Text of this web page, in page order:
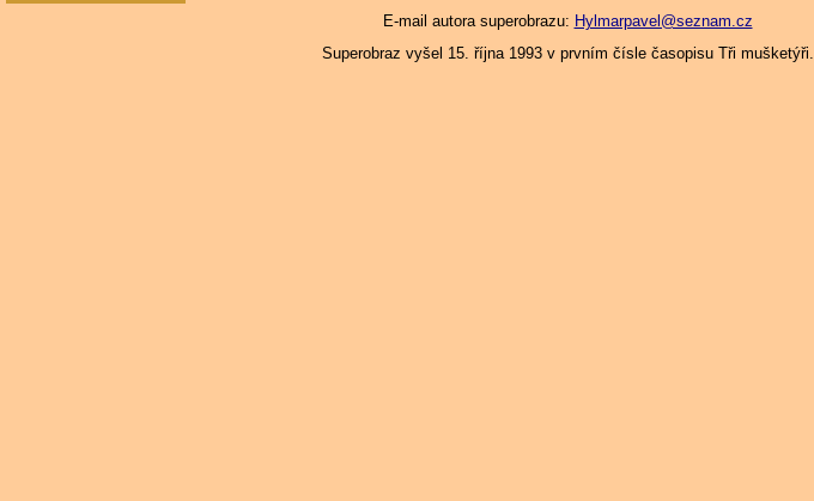
E-mail autora superobrazu: Hylmarpavel@seznam.cz
Superobraz vyšel 15. října 1993 v prvním čísle časopisu Tři mušketýři.